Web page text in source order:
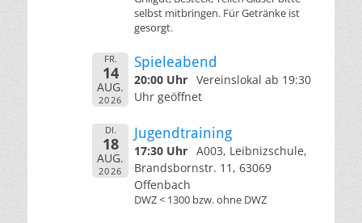
selbst mitbringen. Für Getränke ist
gesorgt.
FR.
14
AUG.
2026
Spieleabend
20:00 Uhr Vereinslokal ab 19:30
Uhr geöffnet
DI.
18
AUG.
2026
Jugendtraining
17:30 Uhr A003, Leibnizschule,
Brandsbornstr. 11, 63069
Offenbach
DWZ < 1300 bzw. ohne DWZ